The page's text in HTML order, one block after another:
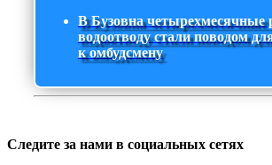
В Бузовна четырехмесячные
водоотводу стали поводом
к омбудсмену
Следите за нами в социальных сетях